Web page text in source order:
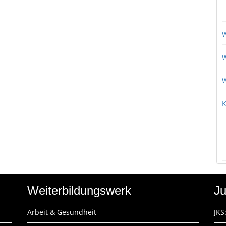
Weiterbildungswerk
Arbeit & Gesundheit